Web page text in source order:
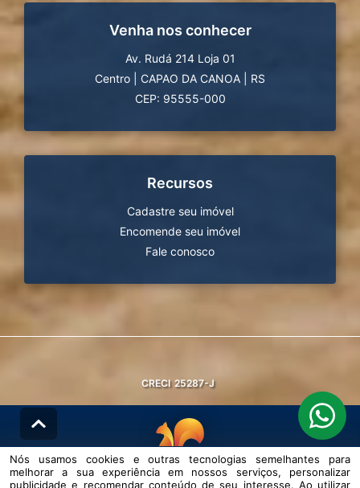
Venha nos conhecer
Av. Rudá 214 Loja 01
Centro
CAPAO DA CANOA
RS
CEP: 95555-000
Recursos
Cadastre seu imóvel
Encomende seu imóvel
Fale conosco
CRECI 25287-J
© DESENVOLVIDO PELAAGIL.NET
Nós usamos cookies e outras tecnologias semelhantes para
melhorar a sua experiência em nossos serviços, personalizar
publicidade e recomendar conteúdo de seu interesse. Ao utilizar